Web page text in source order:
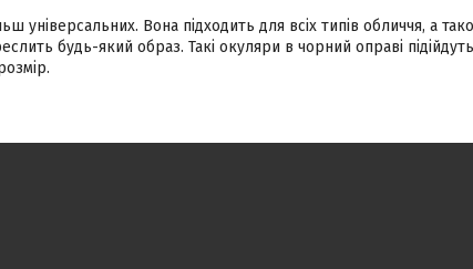
універсальних. Вона підходить для всіх типів обличчя, а
будь-який образ. Такі окуляри в чорний оправі